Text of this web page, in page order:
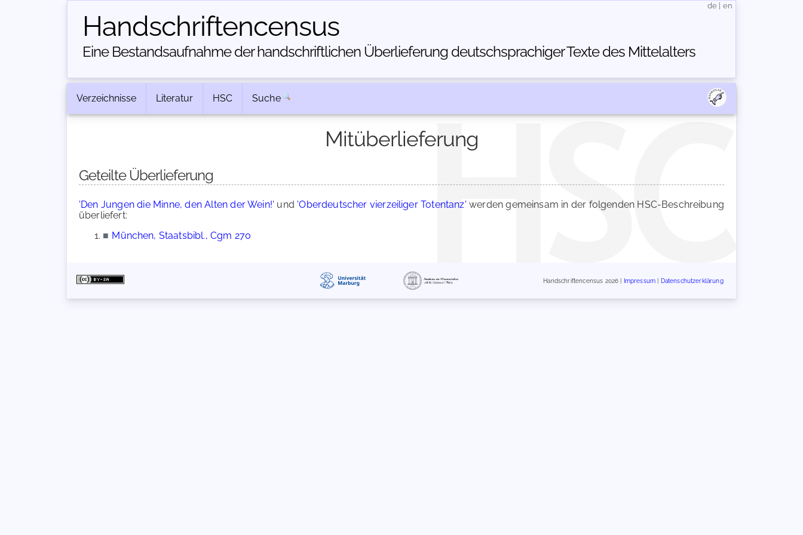
Handschriften­census
Eine Bestandsaufnahme der handschriftlichen Über­lieferung deutschsprachiger Texte des Mittelalters
de en
Verzeichnisse Literatur HSC Suche
Mitüberlieferung
Geteilte Überlieferung
'Den Jungen die Minne, den Alten der Wein!' und 'Oberdeutscher vierzeiliger Totentanz' werden gemeinsam in der folgenden HSC-Beschreibung
überliefert:
■ München, Staatsbibl., Cgm 270
Handschriftencensus 2026 | Impressum Datenschutzerklärung